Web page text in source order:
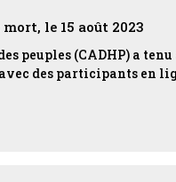
le 15 août 2023
peuples (CADHP) a tenu
des participants en